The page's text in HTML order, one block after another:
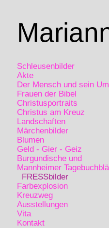
Schleusenbilder
Akte
Der Mensch und sein
Frauen der Bibel
Christusportraits
Christus am Kreuz
Landschaften
Märchenbilder
Blumen
Geld - Gier - Geiz
Burgundische und
Mannheimer
FRESSbilder
Farbexplosion
Kreuzweg
Ausstellungen
Vita
Kontakt